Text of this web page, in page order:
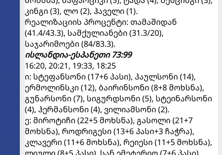
კინგი (3), ლო (2), ჰაველი (1).
რეალიზაციის პროცენტი: თამაშიდან
(41.4/43.3), სამქულიანები (31.3/20),
საჯარიმოები (84/83.3).
ისლანდია-ესპანეთი 73:99
16:20, 20:21, 19:33, 18:25
ი: სტეფანსონი (17+6 პასი), პაულსონი (14),
ერმოლინსკი (12), ბაირინსონი (8+8 მოხსნა),
გუნარსონი (7), სიგურდსონი (5), სტეინარსონი
(4), ჰერმანსონი (4), ვილიამსონი (2).
ე: მიროტიჩი (22+5 მოხსნა), გასოლი (21+7
მოხსნა), როდრიგესი (13+6 პასი+3 ჩაჭრა),
კლავერი (11+6 მოხსნა), რეიესი (11+5 მოხსნა),